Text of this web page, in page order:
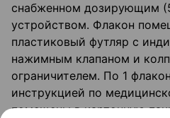
снабженном дозирующим
устройством. Флакон
пластиковый футляр с
нажимным клапаном и
ограничителем. По 1
инструкцией по
помещены в картонную